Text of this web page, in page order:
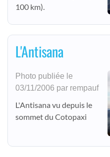
100 km).
L'Antisana
Photo publiée le
03/11/2006 par rempauf
L'Antisana vu depuis le
sommet du Cotopaxi